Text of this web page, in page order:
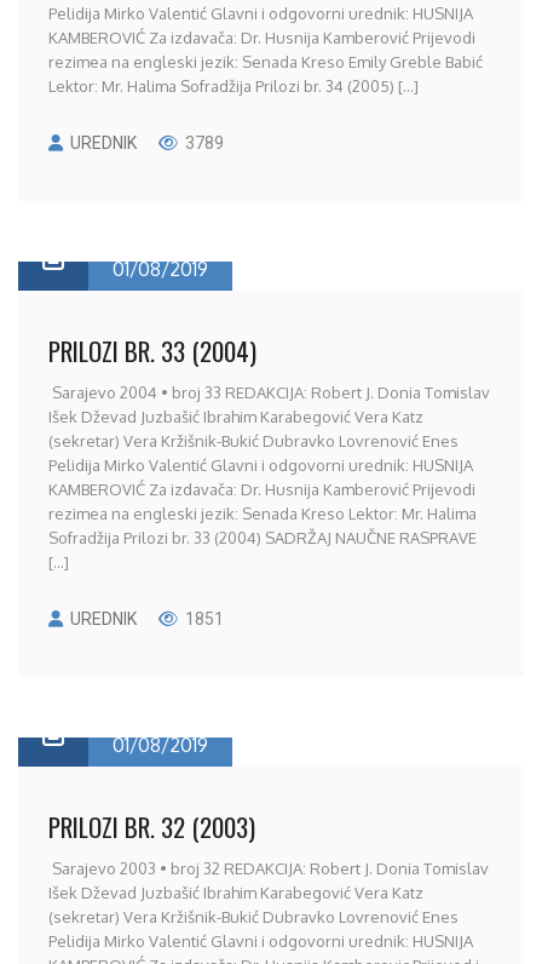
Pelidija Mirko Valentić Glavni i odgovorni urednik: HUSNIJA
KAMBEROVIĆ Za izdavača: Dr. Husnija Kamberović Prijevodi
rezimea na engleski jezik: Senada Kreso Emily Greble Babić
Lektor: Mr. Halima Sofradžija Prilozi br. 34 (2005) [...]
UREDNIK 3789
01/08/2019
PRILOZI BR. 33 (2004)
Sarajevo 2004 • broj 33 REDAKCIJA: Robert J. Donia Tomislav
Išek Dževad Juzbašić Ibrahim Karabegović Vera Katz
(sekretar) Vera Kržišnik-Bukić Dubravko Lovrenović Enes
Pelidija Mirko Valentić Glavni i odgovorni urednik: HUSNIJA
KAMBEROVIĆ Za izdavača: Dr. Husnija Kamberović Prijevodi
rezimea na engleski jezik: Senada Kreso Lektor: Mr. Halima
Sofradžija Prilozi br. 33 (2004) SADRŽAJ NAUČNE RASPRAVE
[...]
UREDNIK 1851
01/08/2019
PRILOZI BR. 32 (2003)
Sarajevo 2003 • broj 32 REDAKCIJA: Robert J. Donia Tomislav
Išek Dževad Juzbašić Ibrahim Karabegović Vera Katz
(sekretar) Vera Kržišnik-Bukić Dubravko Lovrenović Enes
Pelidija Mirko Valentić Glavni i odgovorni urednik: HUSNIJA